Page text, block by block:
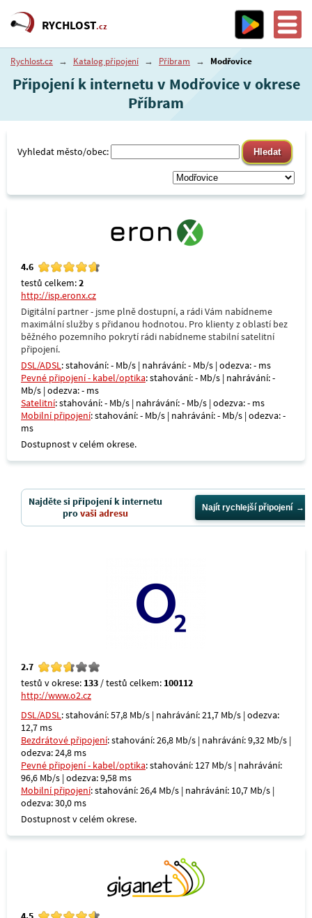
RYCHLOST.cz
Rychlost.cz → Katalog připojení → Příbram → Modřovice
Připojení k internetu v Modřovice v okrese
Příbram
Vyhledat město/obec:
4.6
testů celkem:2
http://isp.eronx.cz
Digitální partner - jsme plně dostupní, a rádi Vám nabídneme
maximální služby s přidanou hodnotou. Pro klienty z oblastí bez
běžného pozemního pokrytí rádi nabídneme stabilní satelitní
připojení.
DSL/ADSL: stahování: - Mb/s | nahrávání: - Mb/s | odezva: - ms
Pevné připojení - kabel/optika: stahování: - Mb/s | nahrávání: -
Mb/s | odezva: - ms
Satelitní: stahování: - Mb/s | nahrávání: - Mb/s | odezva: - ms
Mobilní připojení: stahování: - Mb/s | nahrávání: - Mb/s | odezva: -
ms
Dostupnost v celém okrese.
Najděte si připojení k internetu
provaši adresu Najít rychlejší připojení
2.7
testů v okrese: 133 / testů celkem: 100112
http://www.o2.cz
DSL/ADSL: stahování: 57,8 Mb/s | nahrávání: 21,7 Mb/s | odezva:
12,7 ms
Bezdrátové připojení: stahování: 26,8 Mb/s | nahrávání: 9,32 Mb/s |
odezva: 24,8 ms
Pevné připojení - kabel/optika: stahování: 127 Mb/s | nahrávání:
96,6 Mb/s | odezva: 9,58 ms
Mobilní připojení: stahování: 26,4 Mb/s | nahrávání: 10,7 Mb/s |
odezva: 30,0 ms
Dostupnost v celém okrese.